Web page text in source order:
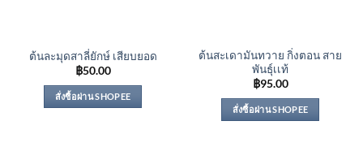
ต้นละมุดสาลี่ยักษ์ เสียบยอด
฿50.00
สั่งซื้อผ่าน SHOPEE
ต้นสะเดามันทวาย กิ่งตอน สาย
พันธุ์เเท้
฿95.00
สั่งซื้อผ่าน SHOPEE